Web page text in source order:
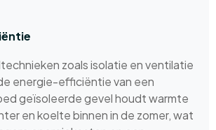
zoals isolatie en ventilatie
energie-efficiëntie van een
geïsoleerde gevel houdt warmte
en koelte binnen in de zomer, wat